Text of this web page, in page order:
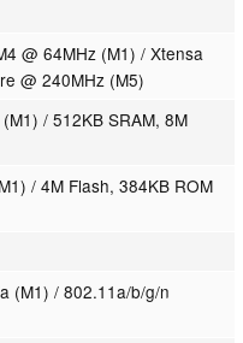
@ 64MHz (M1) / Xtensa
@ 240MHz (M5)
/ 512KB SRAM, 8M
/ 4M Flash, 384KB ROM
(M1) / 802.11a/b/g/n